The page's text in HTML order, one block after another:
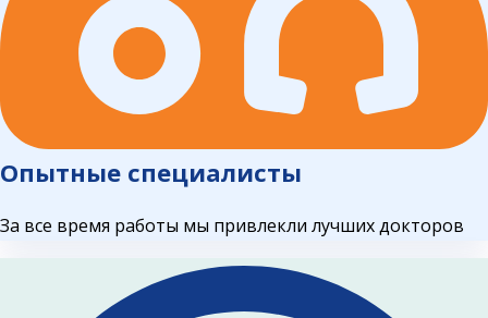
Опытные специалисты
За все время работы мы привлекли лучших докторов